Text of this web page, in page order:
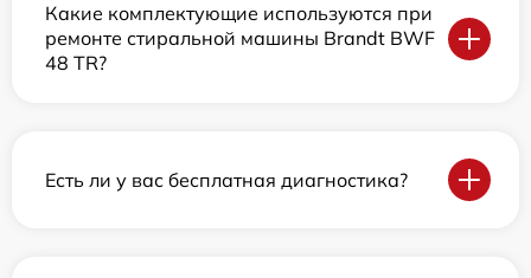
Какие комплектующие используются при
ремонте стиральной машины Brandt BWF
48 TR?
Есть ли у вас бесплатная диагностика?